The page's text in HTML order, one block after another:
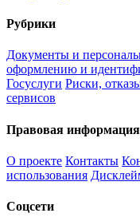
Рубрики
Документы и
оформлению и
Госуслуги Риски,
сервисов
Правовая информация
О проекте Контакты
использования
Соцсети